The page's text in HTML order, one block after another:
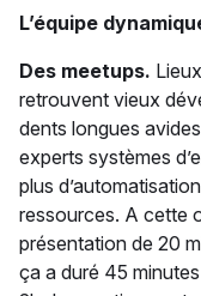
L’équipe
Des meetups.
retrouvent vieux
dents longues
experts systèmes
plus
ressources. A cette
présentation de 20
ça a duré 45